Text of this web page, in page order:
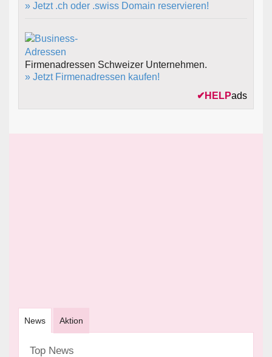
» Jetzt .ch oder .swiss Domain reservieren!
Firmenadressen Schweizer Unternehmen.
» Jetzt Firmenadressen kaufen!
✔ HELPads
News Aktion
Top News